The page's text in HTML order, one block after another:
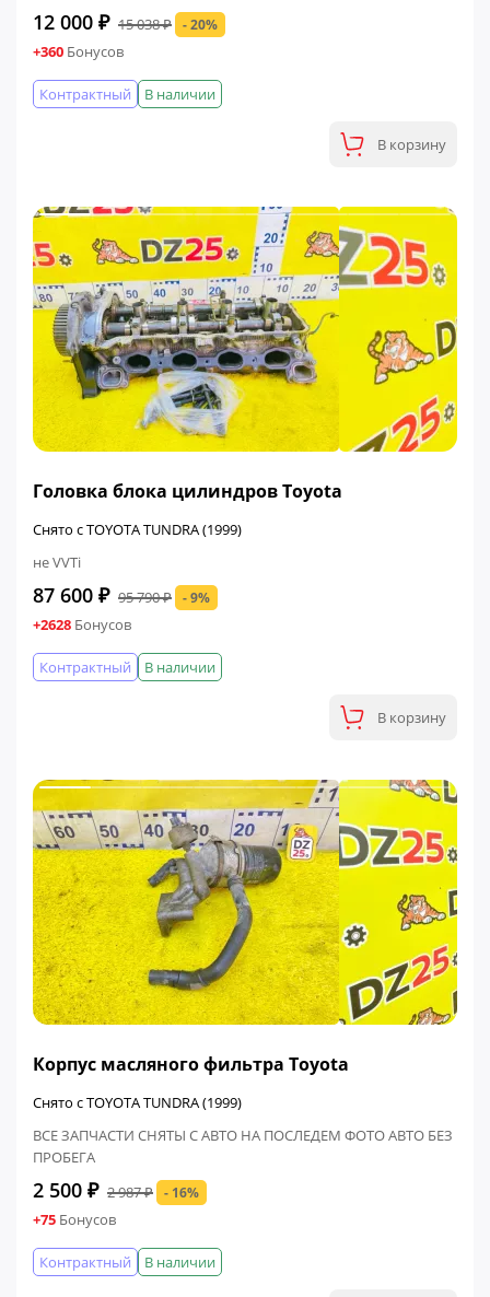
12 000 ₽ 15 038 ₽ - 20%
+360 Бонусов
В наличии
Контрактный
В корзину
Головка блока цилиндров Toyota
Снято с TOYOTA TUNDRA (1999)
не VVTi
87 600 ₽ 95 790 ₽ - 9%
+2628 Бонусов
В наличии
Контрактный
В корзину
Корпус масляного фильтра Toyota
Снято с TOYOTA TUNDRA (1999)
ВСЕ ЗАПЧАСТИ СНЯТЫ С АВТО НА ПОСЛЕДЕМ ФОТО АВТО БЕЗ
ПРОБЕГА
2 500 ₽ 2 987 ₽ - 16%
+75 Бонусов
В наличии
Контрактный